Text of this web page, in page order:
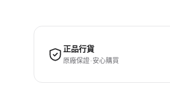
正品行貨
原廠保證 · 安心購買